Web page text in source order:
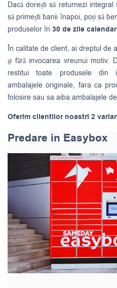
Dacă dorești să returnezi
să primești banii înapoi, poți să
produselor în 30 de zile
În calitate de client, ai dreptul de
şi fără invocarea vreunui motiv.
restitui toate produsele din
ambalajele originale, fara ca
folosire sau sa aiba ambalajele
Oferim clientilor noastri 2
Predare in Easybox